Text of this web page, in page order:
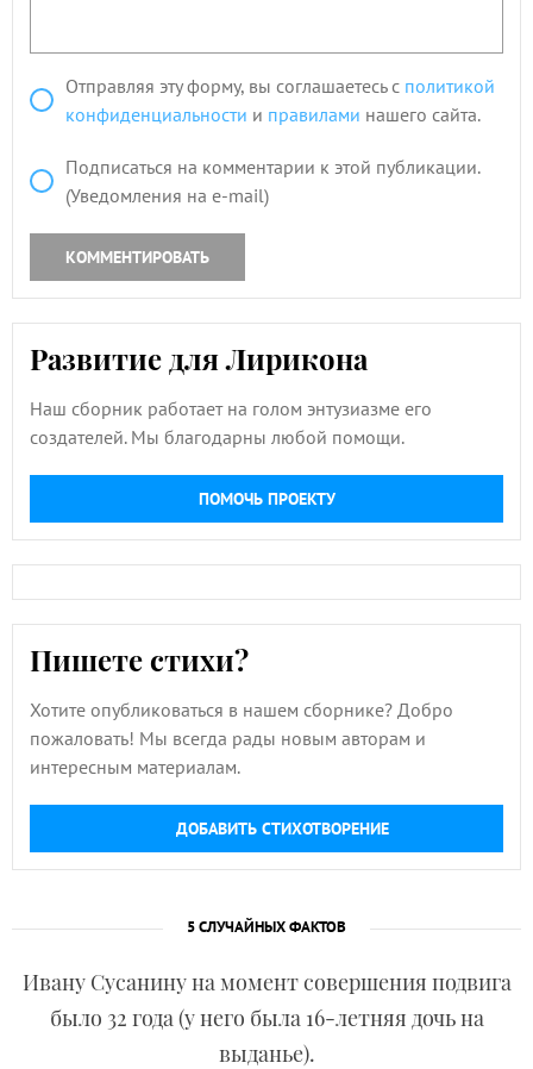
Отправляя эту форму, вы соглашаетесь с политикой
конфиденциальности и правилами нашего сайта.
Подписаться на комментарии к этой публикации.
(Уведомления на e-mail)
КОММЕНТИРОВАТЬ
Развитие для Лирикона
Наш сборник работает на голом энтузиазме его
создателей. Мы благодарны любой помощи.
ПОМОЧЬ ПРОЕКТУ
Пишете стихи?
Хотите опубликоваться в нашем сборнике? Добро
пожаловать! Мы всегда рады новым авторам и
интересным материалам.
ДОБАВИТЬ СТИХОТВОРЕНИЕ
5 СЛУЧАЙНЫХ ФАКТОВ
Ивану Сусанину на момент совершения подвига
было 32 года (у него была 16-летняя дочь на
выданье).